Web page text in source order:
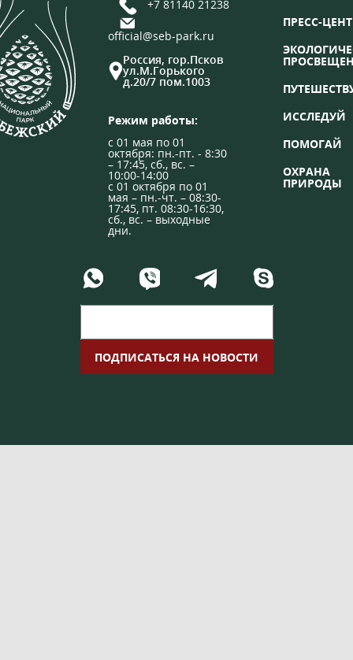
+7 81140 21238
official@seb-park.ru
Россия, гор.Псков
ул.М.Горького
д.20/7 пом.1003
Режим работы:
с 01 мая по 01
октября: пн.-пт. - 8:30
– 17:45, сб., вс. –
10:00-14:00
с 01 октября по 01
мая – пн.-чт. – 08:30-
17:45, пт. 08:30-16:30,
сб., вс. – выходные
дни.
ПРЕСС-
ИССЛЕДУЙ
ПОМОГАЙ
ОХРАНА
ПРИРОДЫ